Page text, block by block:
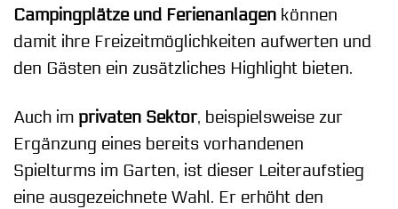
Campingplätze und Ferienanlagen können
damit ihre Freizeitmöglichkeiten aufwerten und
den Gästen ein zusätzliches Highlight bieten.
Auch im privaten Sektor, beispielsweise zur
Ergänzung eines bereits vorhandenen
Spielturms im Garten, ist dieser Leiteraufstieg
eine ausgezeichnete Wahl. Er erhöht den